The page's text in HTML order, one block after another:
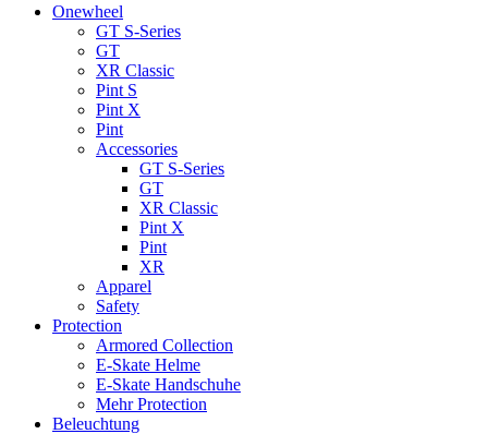
Onewheel
GT S-Series
GT
XR Classic
Pint S
Pint X
Pint
Accessories
GT S-Series
GT
XR Classic
Pint X
Pint
XR
Apparel
Safety
Protection
Armored Collection
E-Skate Helme
E-Skate Handschuhe
Mehr Protection
Beleuchtung